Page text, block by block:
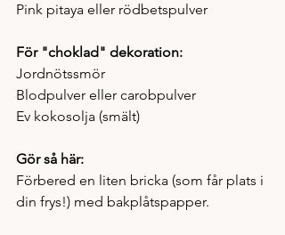
Pink pitaya eller rödbetspulver
För "choklad" dekoration:
Jordnötssmör
Blodpulver eller carobpulver
Ev kokosolja (smält)
Gör så här:
Förbered en liten bricka (som får plats i
din frys!) med bakplåtspapper.